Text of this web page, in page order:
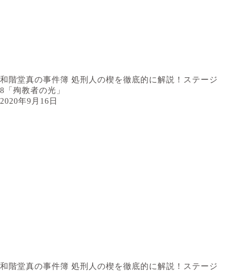
和階堂真の事件簿 処刑人の楔を徹底的に解説！ステージ
8「殉教者の光」
2020年9月16日
和階堂真の事件簿 処刑人の楔を徹底的に解説！ステージ